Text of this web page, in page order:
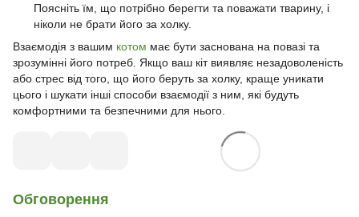
Поясніть їм, що потрібно берегти та поважати тварину, і
ніколи не брати його за холку.
Взаємодія з вашим котом має бути заснована на повазі та
зрозумінні його потреб. Якщо ваш кіт виявляє незадоволеність
або стрес від того, що його беруть за холку, краще уникати
цього і шукати інші способи взаємодії з ним, які будуть
комфортними та безпечними для нього.
Обговорення